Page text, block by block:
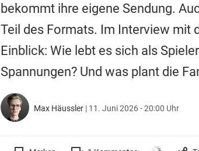
bekommt ihre eigene Sendung.
Teil des Formats. Im Interview mit
Einblick: Wie lebt es sich als
Spannungen? Und was plant die
Max Häussler | 11. Juni 2026 - 20:00 Uhr